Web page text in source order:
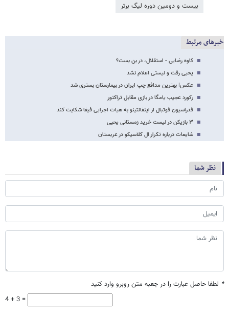
بیست و دومین دوره لیگ برتر
خبرهای مرتبط
کاوه رضایی - استقلال، در بن بست؟
یحیی رفت و لیستی اعلام نشد
عکس| بهترین مدافع چپ ایران در بیمارستان بستری شد
رکورد عجیب یامگا در بازی مقابل تراکتور
فدراسیون فوتبال از اینفانتینو به هیات اجرایی فیفا شکایت کند
۳ بازیکن در لیست خرید زمستانی یحیی
شایعات درباره تکرار ال کلاسیکو در عربستان
نظر شما
* لطفا حاصل عبارت را در جعبه متن روبرو وارد کنید
4 + 3 =